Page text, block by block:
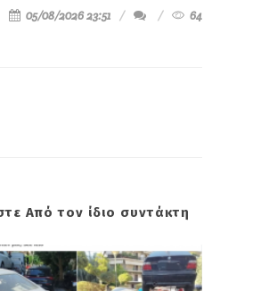
05/08/2026 23:51
64
Από τον ίδιο συντάκτη